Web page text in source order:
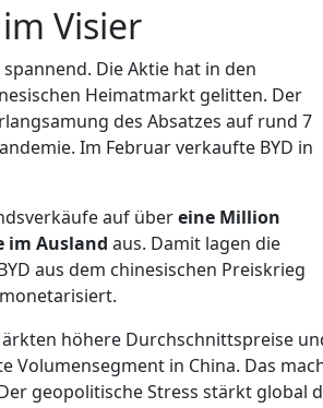
Visier
Die Aktie hat in den
Heimatmarkt gelitten. Der
des Absatzes auf rund 7
Im Februar verkaufte BYD in
auf übereine Million
im Ausland aus. Damit lagen die
aus dem chinesischen Preiskrieg
höhere Durchschnittspreise
Volumensegment in China. Das
geopolitische Stress stärkt global